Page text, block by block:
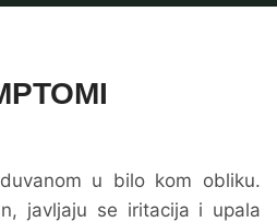
u bilo kom obliku.
javljaju se iritacija i upala